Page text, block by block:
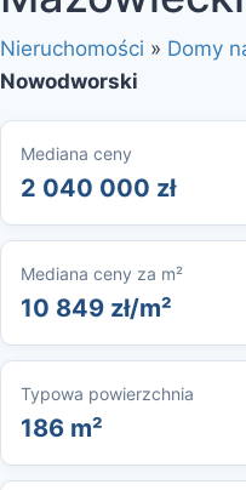
Nieruchomości » Domy
Nowodworski
Mediana ceny
2 040 000 zł
Mediana ceny za m²
10 849 zł/m²
Typowa powierzchnia
186 m²